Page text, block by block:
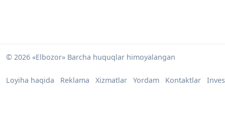
© 2026 «Elbozor» Barcha huquqlar himoyalangan
Loyiha haqida Reklama Xizmatlar Yordam Kontaktlar